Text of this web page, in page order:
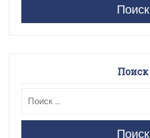
Поиск
Поиск
Поиск